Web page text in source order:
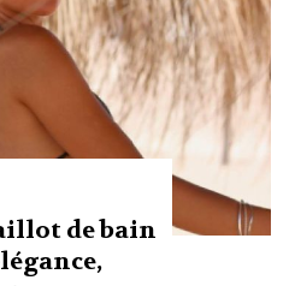
de bain